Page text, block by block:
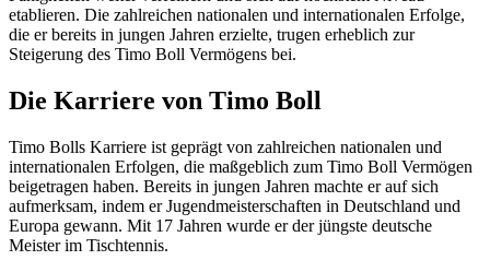
etablieren. Die zahlreichen nationalen und internationalen Erfolge,
die er bereits in jungen Jahren erzielte, trugen erheblich zur
Steigerung des Timo Boll Vermögens bei.
Die Karriere von Timo Boll
Timo Bolls Karriere ist geprägt von zahlreichen nationalen und
internationalen Erfolgen, die maßgeblich zum Timo Boll Vermögen
beigetragen haben. Bereits in jungen Jahren machte er auf sich
aufmerksam, indem er Jugendmeisterschaften in Deutschland und
Europa gewann. Mit 17 Jahren wurde er der jüngste deutsche
Meister im Tischtennis.